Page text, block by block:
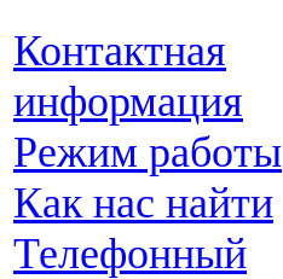
Контактная
информация
Режим работы
Как нас найти
Телефонный